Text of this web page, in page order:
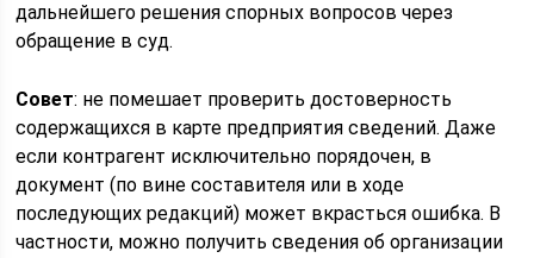
дальнейшего решения спорных вопросов через
обращение в суд.
Совет: не помешает проверить достоверность
содержащихся в карте предприятия сведений. Даже
если контрагент исключительно порядочен, в
документ (по вине составителя или в ходе
последующих редакций) может вкрасться ошибка. В
частности, можно получить сведения об организации